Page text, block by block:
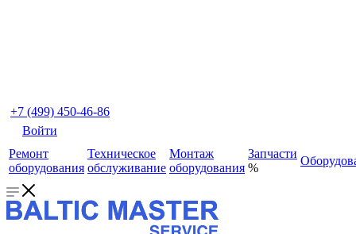
+7 (499) 450-46-86
Войти
Ремонт
оборудования
Техническое
обслуживание
Монтаж
оборудования
Запчасти
%